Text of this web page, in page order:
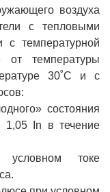
воздуха
с тепловыми
с температурной
от температуры
30˚С и с
состояния
1,05 In в течение
токе